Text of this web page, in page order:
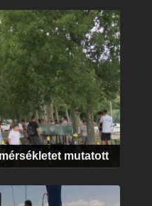
mutatott